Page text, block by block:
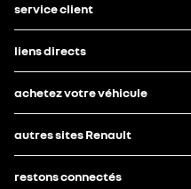
service client
liens directs
achetez votre véhicule
autres sites Renault
restons connectés